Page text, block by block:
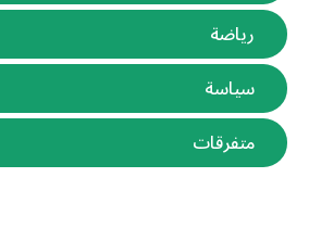
رياضة
سياسة
متفرقات